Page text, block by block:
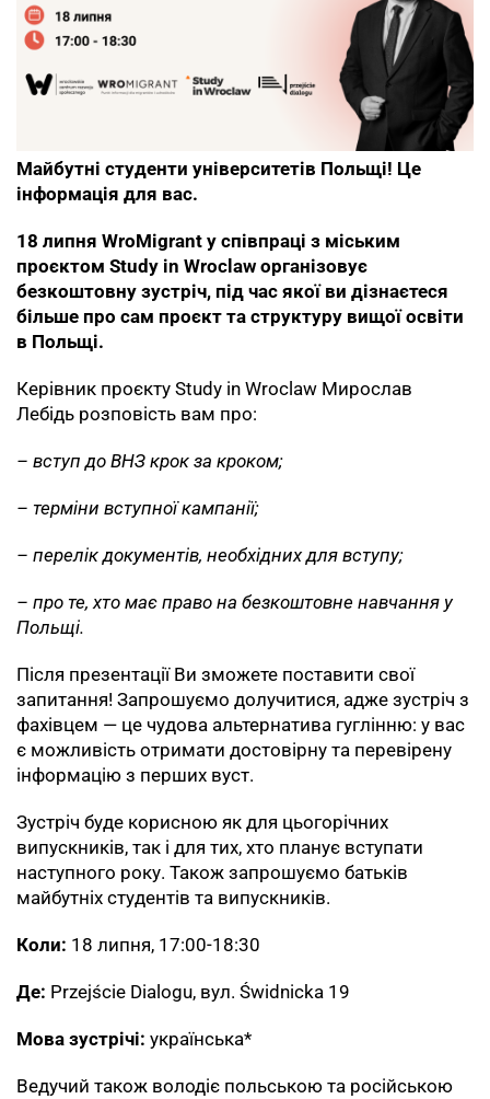
Майбутні студенти університетів Польщі! Це
інформація для вас.
18 липня WroMigrant у співпраці з міським
проєктом Study in Wroclaw організовує
безкоштовну зустріч, під час якої ви дізнаєтеся
більше про сам проєкт та структуру вищої освіти
в Польщі.
Керівник проєкту Study in Wroclaw Мирослав
Лебідь розповість вам про:
– вступ до ВНЗ крок за кроком;
– терміни вступної кампанії;
– перелік документів, необхідних для вступу;
– про те,хто має право на безкоштовне навчання у
Польщі.
Після презентації Ви зможете поставити свої
запитання! Запрошуємо долучитися, адже зустріч з
фахівцем — це чудова альтернатива гуглінню: у вас
є можливість отримати достовірну та перевірену
інформацію з перших вуст.
Зустріч буде корисною як для цьогорічних
випускників, так і для тих, хто планує вступати
наступного року. Також запрошуємо батьків
майбутніх студентів та випускників.
Коли: 18 липня, 17:00-18:30
Де: Przejście Dialogu, вул. Świdnicka 19
Мова зустрічі: українська*
Ведучий також володіє польською та російською